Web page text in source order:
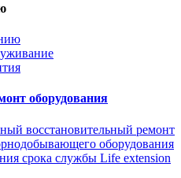
оборудования
восстановительный ремонт
оборудования
срока службы Life extension